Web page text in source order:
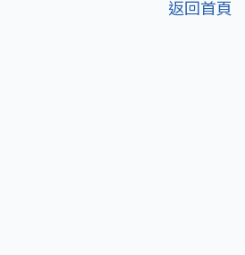
返回首頁